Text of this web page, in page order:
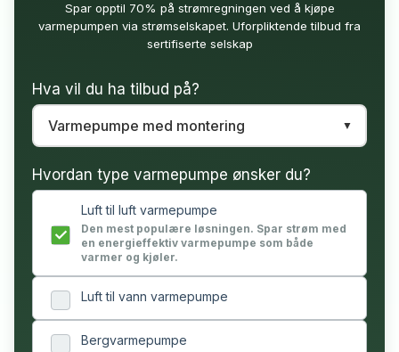
Spar opptil 70% på strømregningen ved å kjøpe
varmepumpen via strømselskapet. Uforpliktende tilbud fra
sertifiserte selskap
Hva vil du ha tilbud på?
Hvordan type varmepumpe ønsker du?
Luft til luft varmepumpe
Den mest populære løsningen. Spar strøm med
en energieffektiv varmepumpe som både
varmer og kjøler.
Luft til vann varmepumpe
Bergvarmepumpe